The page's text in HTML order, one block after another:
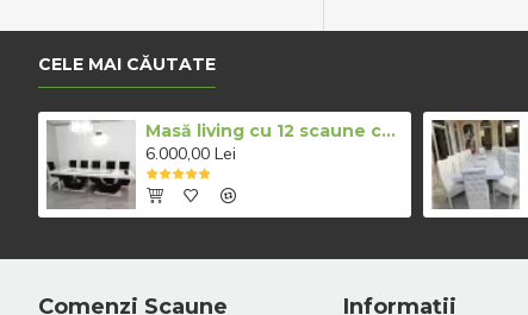
CELE MAI CĂUTATE
Masă living cu 12 scaune culoare alb cu negru
6.000,00 Lei
Comenzi Scaune Informații